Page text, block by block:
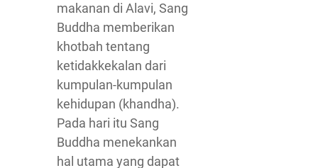
makanan di Alavi, Sang
Buddha memberikan
khotbah tentang
ketidakkekalan dari
kumpulan-kumpulan
kehidupan (khandha).
Pada hari itu Sang
Buddha menekankan
hal utama yang dapat